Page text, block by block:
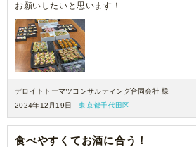
お願いしたいと思います！
デロイトトーマツコンサルティング合同会社 様
2024年12月19日
東京都千代田区
食べやすくてお酒に合う！